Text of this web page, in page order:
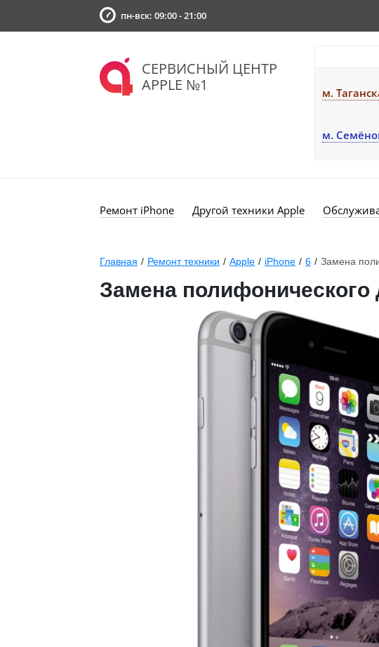
пн-вск: 09:00 - 21:00
СЕРВИСНЫЙ ЦЕНТР
APPLE №1
м.
м.
Ремонт iPhone Другой техники Apple
Главная / Ремонт техники / Apple / iPhone / 6 / Замена
Замена полифонического